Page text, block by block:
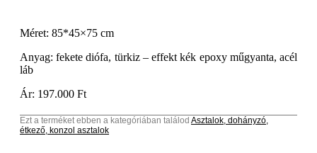
Méret: 85*45×75 cm
Anyag: fekete diófa, türkiz – effekt kék epoxy műgyanta, acél
láb
Ár: 197.000 Ft
Ezt a terméket ebben a kategóriában találod Asztalok, dohányzó,
étkező, konzol asztalok